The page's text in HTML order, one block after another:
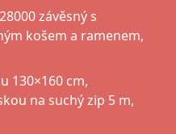
závěsný s
košem a ramenem,
130×160 cm,
na suchý zip 5 m,